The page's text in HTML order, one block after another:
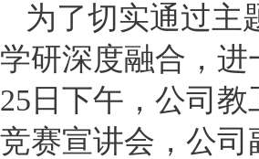
为了切实通过主
学研深度融合，
25日下午，公司
竞赛宣讲会，公